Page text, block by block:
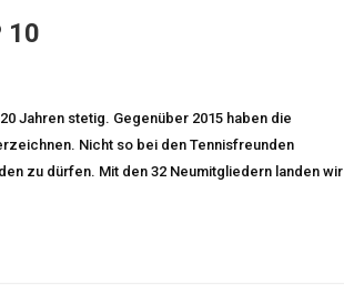
10
Jahren stetig. Gegenüber 2015 haben die
Nicht so bei den Tennisfreunden
zu dürfen. Mit den 32 Neumitgliedern landen wir